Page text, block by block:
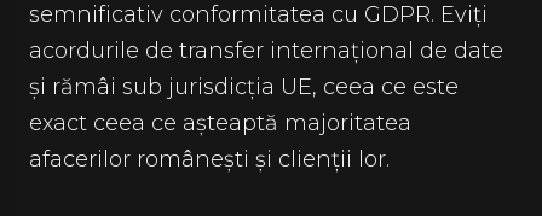
semnificativ conformitatea cu GDPR. Eviți
acordurile de transfer internațional de date
și rămâi sub jurisdicția UE, ceea ce este
exact ceea ce așteaptă majoritatea
afacerilor românești și clienții lor.